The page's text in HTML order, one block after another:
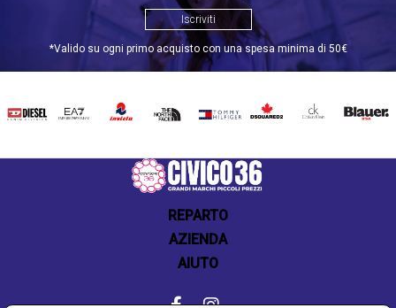
Iscriviti
*Valido su ogni primo acquisto con una spesa minima di 50€
DIESEL EA7 INVICTATHE
TOMMY
DSQUARED2
CALVIN BLAUER
REPARTO
AZIENDA
AIUTO